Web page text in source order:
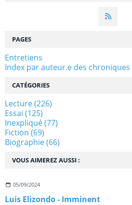
VOUS AIMEREZ AUSSI :
05/09/2024
Luis Elizondo - Imminent
PAGES
Entretiens
Index par auteur.e des
CATÉGORIES
Lecture(226)
Essai (125)
Inexpliqué(77)
Fiction (69)
Biographie(66)